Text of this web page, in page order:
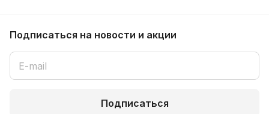
Подписаться на новости и акции
Подписаться